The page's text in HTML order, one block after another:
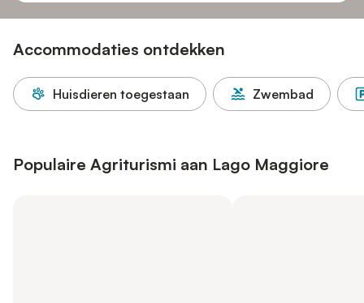
Accommodaties ontdekken
Huisdieren toegestaan Zwembad
Populaire Agriturismi aan Lago Maggiore